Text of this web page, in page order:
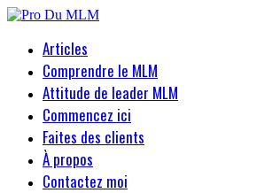
Articles
Comprendre le MLM
Attitude de leader MLM
Commencez ici
Faites des clients
À propos
Contactez moi